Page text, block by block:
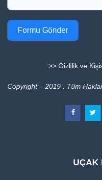
Formu Gönder
>> Gizlilik ve
Copyright – 2019 . Tüm
UÇAK